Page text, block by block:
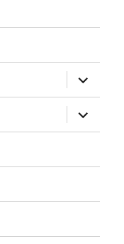
ouvrir
le
sous-
menu
ouvrir
le
sous-